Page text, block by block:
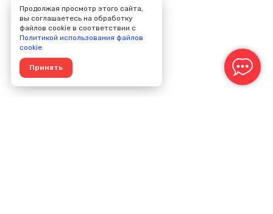
Продолжая просмотр этого сайта,
вы соглашаетесь на обработку
файлов cookie в соответствии с
Политикой использования файлов
cookie
Принять